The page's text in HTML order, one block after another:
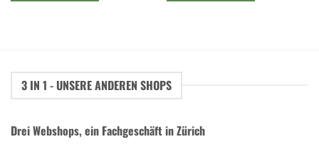
3 IN 1 - UNSERE ANDEREN SHOPS
Drei Webshops, ein Fachgeschäft in Zürich